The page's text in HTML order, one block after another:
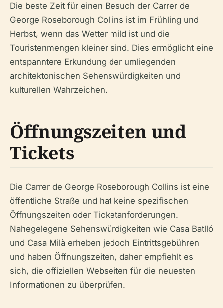
Die beste Zeit für einen Besuch der Carrer de
George Roseborough Collins ist im Frühling und
Herbst, wenn das Wetter mild ist und die
Touristenmengen kleiner sind. Dies ermöglicht eine
entspanntere Erkundung der umliegenden
architektonischen Sehenswürdigkeiten und
kulturellen Wahrzeichen.
Öffnungszeiten und
Tickets
Die Carrer de George Roseborough Collins ist eine
öffentliche Straße und hat keine spezifischen
Öffnungszeiten oder Ticketanforderungen.
Nahegelegene Sehenswürdigkeiten wie Casa Batlló
und Casa Milà erheben jedoch Eintrittsgebühren
und haben Öffnungszeiten, daher empfiehlt es
sich, die offiziellen Webseiten für die neuesten
Informationen zu überprüfen.